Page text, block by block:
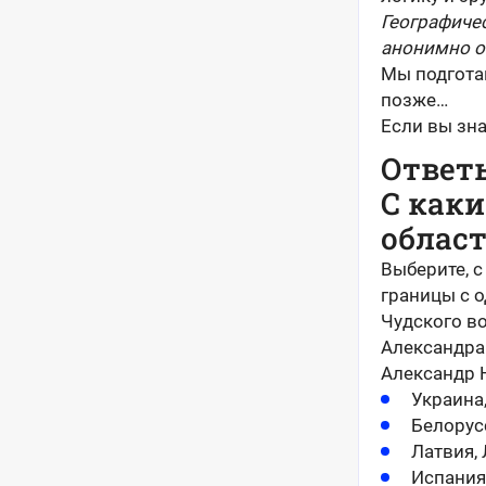
анонимно
Мы
позже…
Если вы
С
Выберите,
границы с
Чудского
Александр
Латвия,